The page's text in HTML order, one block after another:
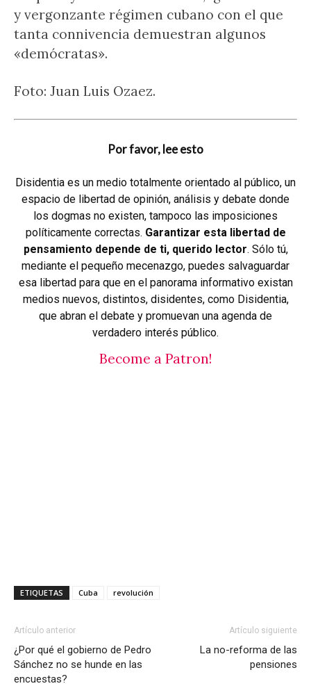
y vergonzante régimen cubano con el que
tanta connivencia demuestran algunos
«demócratas».
Foto: Juan Luis Ozaez.
Por favor, lee esto
Disidentia es un medio totalmente orientado al público, un
espacio de libertad de opinión, análisis y debate donde
los dogmas no existen, tampoco las imposiciones
políticamente correctas. Garantizar esta libertad de
pensamiento depende de ti, querido lector. Sólo tú,
mediante el pequeño mecenazgo, puedes salvaguardar
esa libertad para que en el panorama informativo existan
medios nuevos, distintos, disidentes, como Disidentia,
que abran el debate y promuevan una agenda de
verdadero interés público.
Become a Patron!
ETIQUETAS Cuba revolución
Artículo anterior
¿Por qué el gobierno de Pedro
Sánchez no se hunde en las
encuestas?
Artículo siguiente
La no-reforma de las
pensiones